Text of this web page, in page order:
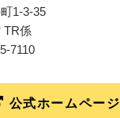
1-3-35
TR係
7110
公式ホームページ